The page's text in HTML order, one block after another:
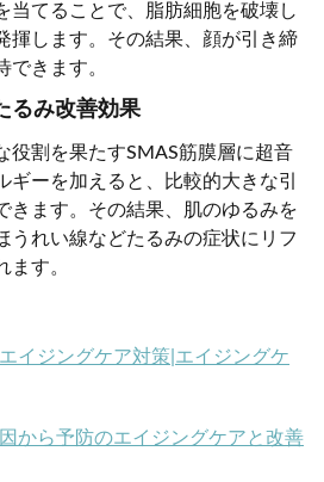
当てることで、脂肪細胞を破壊し
揮します。その結果、顔が引き締
できます。
るみ改善効果
役割を果たすSMAS筋膜層に超音
ギーを加えると、比較的大きな引
きます。その結果、肌のゆるみを
うれい線などたるみの症状にリフ
ます。
イジングケア対策|エイジングケ
から予防のエイジングケアと改善